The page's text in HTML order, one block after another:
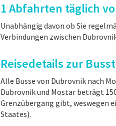
1Abfahrten täglich
Unabhängig davon ob Sie
Verbindungen zwischen
Reisedetails zur
Alle Busse von Dubrovnik nach
Dubrovnik und Mostar beträgt
Grenzübergang gibt, weswegen
Staates).